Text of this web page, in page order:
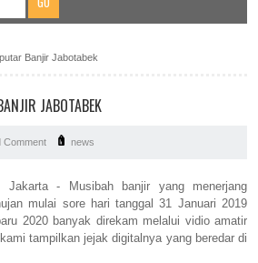
Banjir Jabotabek
JABOTABEK
Comment news
Jakarta - Musibah banjir yang menerjang
mulai sore hari tanggal 31 Januari 2019
2020 banyak direkam melalui vidio amatir
tampilkan jejak digitalnya yang beredar di